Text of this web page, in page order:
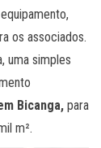
os associados.
uma simples
Bicanga, para
m².